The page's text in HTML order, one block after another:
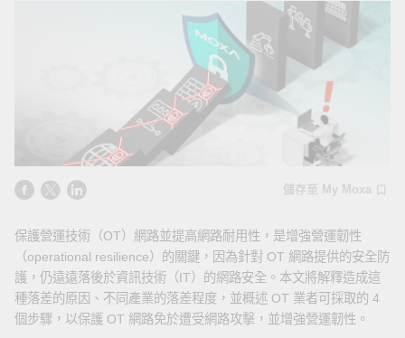
Moxa
儲存至 My Moxa
保護營運技術（OT）網路並提高網路耐用性，是增強營運韌性
（operational resilience）的關鍵，因為針對 OT 網路提供的安全防
護，仍遠遠落後於資訊技術（IT）的網路安全。本文將解釋造成這
種落差的原因、不同產業的落差程度，並概述 OT 業者可採取的 4
個步驟，以保護 OT 網路免於遭受網路攻擊，並增強營運韌性。